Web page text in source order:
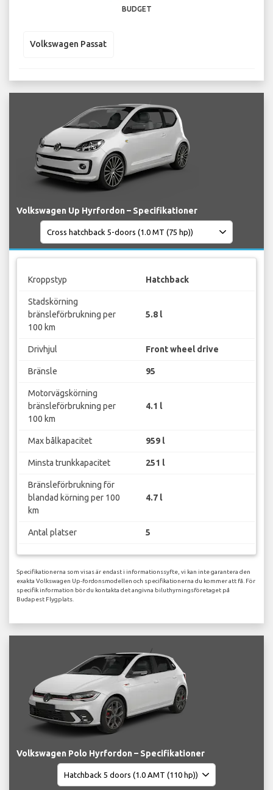
BUDGET
Volkswagen Passat
Volkswagen Up Hyrfordon – Specifikationer
Kroppstyp Hatchback
Stadskörning
bränsleförbrukning per
100 km
5.8 l
Drivhjul Front wheel drive
Bränsle 95
Motorvägskörning
bränsleförbrukning per
100 km
4.1 l
Max bålkapacitet 959 l
Minsta trunkkapacitet 251 l
Bränsleförbrukning för
blandad körning per 100
km
4.7 l
Antal platser 5
Specifikationerna som visas är endast i informationssyfte, vi kan inte garantera den
exakta Volkswagen Up-fordonsmodellen och specifikationerna du kommer att få. För
specifik information bör du kontakta det angivna biluthyrningsföretaget på
Budapest Flygplats.
Volkswagen Polo Hyrfordon – Specifikationer